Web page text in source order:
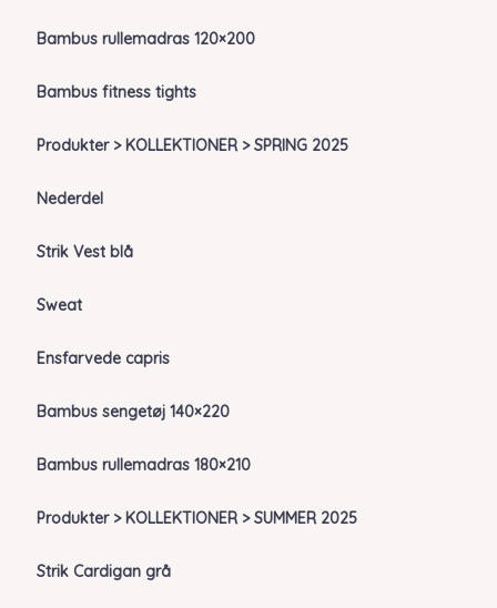
Bambus rullemadras 120×200
Bambus fitness tights
Produkter > KOLLEKTIONER > SPRING 2025
Nederdel
Strik Vest blå
Sweat
Ensfarvede capris
Bambus sengetøj 140×220
Bambus rullemadras 180×210
Produkter > KOLLEKTIONER > SUMMER 2025
Strik Cardigan grå